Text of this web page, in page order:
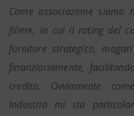
Come associazione
filiere, in cui il rating del
fornitore strategico,
finanziariamente,
credito. Ovviamente
Industria mi sta